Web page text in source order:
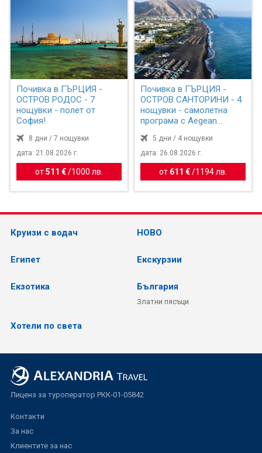
Почивка в ГЪРЦИЯ -
ОСТРОВ РОДОС - 7
нощувки - полет от
София!
8 дни / 7 нощувки
дата: 21.08.2026 г.
от511 € / 1000 лв.
Почивка в ГЪРЦИЯ -
ОСТРОВ САНТОРИНИ - 4
нощувки - самолетна
програма с Aegean
5 дни / 4 нощувки
дата: 26.08.2026 г.
от 611 €/ 1194 лв.
Круизи с водач НОВО
Египет Екскурзии
Екзотика България
Златни пясъци
Хотели по света
Лиценз за туроператор РКК-01-05842
Контакти
За нас
Клиентите за нас